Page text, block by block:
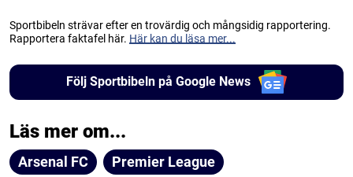
Sportbibeln strävar efter en trovärdig och mångsidig rapportering.
Rapportera faktafel här. Här kan du läsa mer...
Följ Sportbibeln på Google News
Läs mer om...
Arsenal FC Premier League